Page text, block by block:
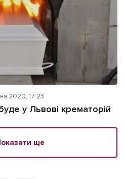
2020, 17:23
у Львові крематорій
ще